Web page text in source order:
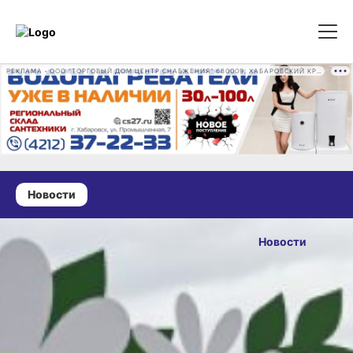
Новости
13
счастливых
союзов:
в Хабаровске
прошла
Новости
10 июля 2024 г., 19:00